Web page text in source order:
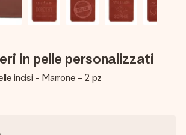
in pelle personalizzati
incisi - Marrone - 2 pz